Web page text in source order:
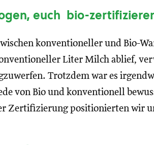
euch bio-
konventioneller und Bio-
Liter Milch ablief,
Trotzdem war es
von Bio und konventionell
Zertifizierung positionierten wir